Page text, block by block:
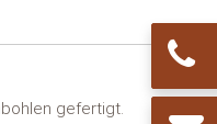
gefertigt.